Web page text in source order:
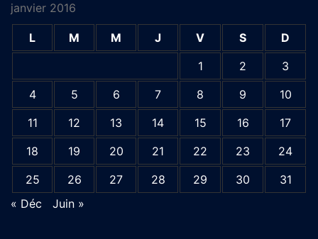
janvier 2016
L M M J V S
D
1
2
3
4
5 6 7 8 9
10
11
12 13 14 15 16
17
18
19 20 21 22 23
24
25
26 27 28 29 30
31
« Déc
Juin »